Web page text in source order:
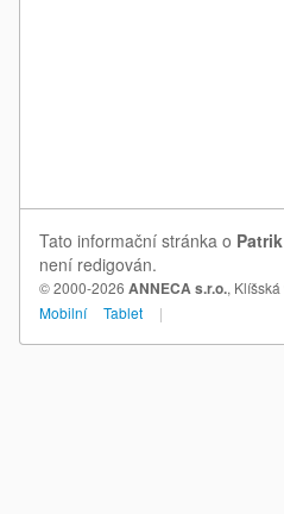
Tato informační stránka o
není redigován.
© 2000-2026 ANNECA s.r.o.,
Mobilní
Tablet |